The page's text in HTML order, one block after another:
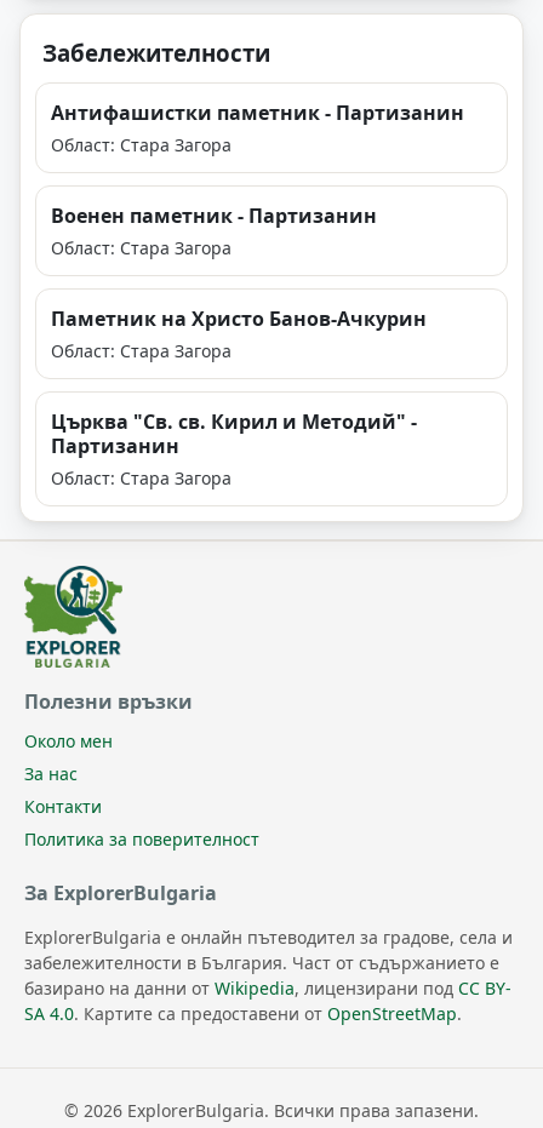
Забележителности
Антифашистки паметник - Партизанин
Област: Стара Загора
Военен паметник - Партизанин
Област: Стара Загора
Паметник на Христо Банов-Ачкурин
Област: Стара Загора
Църква "Св. св. Кирил и Методий" -
Партизанин
Област: Стара Загора
Полезни връзки
Около мен
За нас
Контакти
Политика за поверителност
За ExplorerBulgaria
ExplorerBulgaria е онлайн пътеводител за градове, села и
забележителности в България. Част от съдържанието е
базирано на данни от Wikipedia, лицензирани под CC BY-
SA 4.0. Картите са предоставени от OpenStreetMap.
© 2026 ExplorerBulgaria. Всички права запазени.